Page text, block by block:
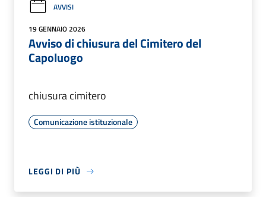
AVVISI
19 GENNAIO 2026
Avviso di chiusura del Cimitero del
Capoluogo
chiusura cimitero
Comunicazione istituzionale
LEGGI DI PIÙ